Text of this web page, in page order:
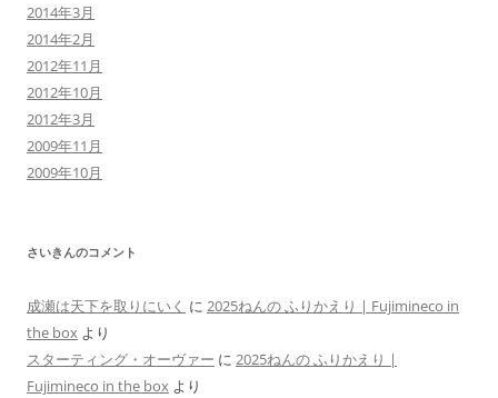
2014年3月
2014年2月
2012年11月
2012年10月
2012年3月
2009年11月
2009年10月
さいきんのコメント
成瀬は天下を取りにいく に 2025ねんの ふりかえり | Fujimineco in
the box より
スターティング・オーヴァー に 2025ねんの ふりかえり |
Fujimineco in the box より